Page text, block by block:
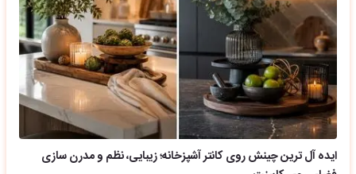
ایده آل ترین چینش روی کانتر آشپزخانه؛ زیبایی، نظم و مدرن سازی